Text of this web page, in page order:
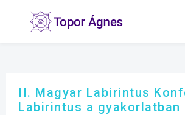
II. Magyar Labirintus
Labirintus a gyakorlatban